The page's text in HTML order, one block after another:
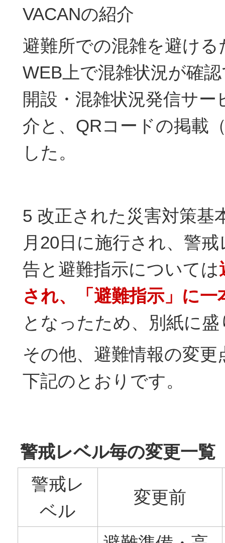
VACANの紹介
避難所での混雑を避け
WEB上で混雑状況が確
開設・混雑状況発信サー
介と、QRコードの掲載
した。
5 改正された災害対策基
月20日に施行され、警
告と避難指示については
され、「避難指示」に一
となったため、別紙に
その他、避難情報の変
下記のとおりです。
警戒レベル毎の変更一覧
警戒レ
ベル
変更前